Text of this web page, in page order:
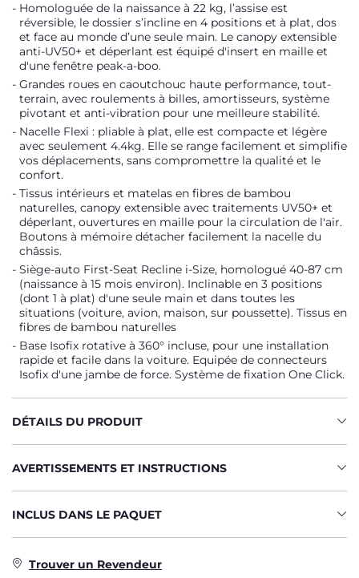
Homologuée de la naissance à 22 kg, l’assise est
réversible, le dossier s’incline en 4 positions et à plat, dos
et face au monde d’une seule main. Le canopy extensible
anti-UV50+ et déperlant est équipé d'insert en maille et
d'une fenêtre peak-a-boo.
Grandes roues en caoutchouc haute performance, tout-
terrain, avec roulements à billes, amortisseurs, système
pivotant et anti-vibration pour une meilleure stabilité.
Nacelle Flexi : pliable à plat, elle est compacte et légère
avec seulement 4.4kg. Elle se range facilement et simplifie
vos déplacements, sans compromettre la qualité et le
confort.
Tissus intérieurs et matelas en fibres de bambou
naturelles, canopy extensible avec traitements UV50+ et
déperlant, ouvertures en maille pour la circulation de l'air.
Boutons à mémoire détacher facilement la nacelle du
châssis.
Siège-auto First-Seat Recline i-Size, homologué 40-87 cm
(naissance à 15 mois environ). Inclinable en 3 positions
(dont 1 à plat) d'une seule main et dans toutes les
situations (voiture, avion, maison, sur poussette). Tissus en
fibres de bambou naturelles
Base Isofix rotative à 360° incluse, pour une installation
rapide et facile dans la voiture. Equipée de connecteurs
Isofix d'une jambe de force. Système de fixation One Click.
DÉTAILS DU PRODUIT
AVERTISSEMENTS ET INSTRUCTIONS
INCLUS DANS LE PAQUET
Trouver un Revendeur